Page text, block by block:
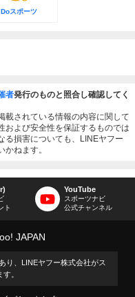
Doスポーツ
者発行のものと照合し確認してく
載されている情報の内容に関して
および安全性を保証するものでは
る損害についても、LINEヤフー
ねます。
ト
YouTube
スポーツナビ
公式チャンネル
JAPAN
り、LINEヤフー株式会社がス
。